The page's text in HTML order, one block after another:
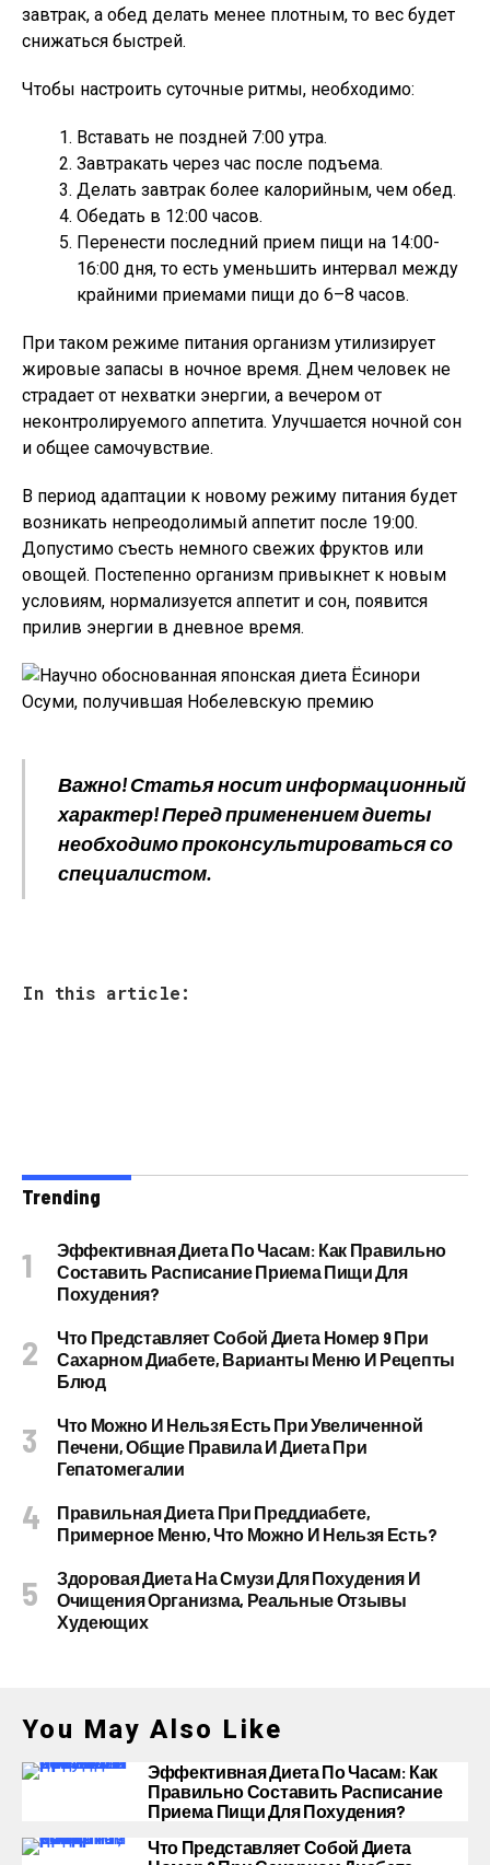
завтрак, а обед делать менее плотным, то вес будет
снижаться быстрей.
Чтобы настроить суточные ритмы, необходимо:
Вставать не поздней 7:00 утра.
Завтракать через час после подъема.
Делать завтрак более калорийным, чем обед.
Обедать в 12:00 часов.
Перенести последний прием пищи на 14:00-
16:00 дня, то есть уменьшить интервал между
крайними приемами пищи до 6–8 часов.
При таком режиме питания организм утилизирует
жировые запасы в ночное время. Днем человек не
страдает от нехватки энергии, а вечером от
неконтролируемого аппетита. Улучшается ночной сон
и общее самочувствие.
В период адаптации к новому режиму питания будет
возникать непреодолимый аппетит после 19:00.
Допустимо съесть немного свежих фруктов или
овощей. Постепенно организм привыкнет к новым
условиям, нормализуется аппетит и сон, появится
прилив энергии в дневное время.
Важно! Статья носит информационный
характер! Перед применением диеты
необходимо проконсультироваться со
специалистом.
In this article:
Trending
Эффективная Диета По Часам: Как Правильно
Составить Расписание Приема Пищи Для
Похудения?
Что Представляет Собой Диета Номер 9 При
Сахарном Диабете, Варианты Меню И Рецепты
Блюд
Что Можно И Нельзя Есть При Увеличенной
Печени, Общие Правила И Диета При
Гепатомегалии
Правильная Диета При Преддиабете,
Примерное Меню, Что Можно И Нельзя Есть?
Здоровая Диета На Смузи Для Похудения И
Очищения Организма, Реальные Отзывы
Худеющих
You May Also Like
Эффективная Диета По Часам: Как
Правильно Составить Расписание
Приема Пищи Для Похудения?
Что Представляет Собой Диета